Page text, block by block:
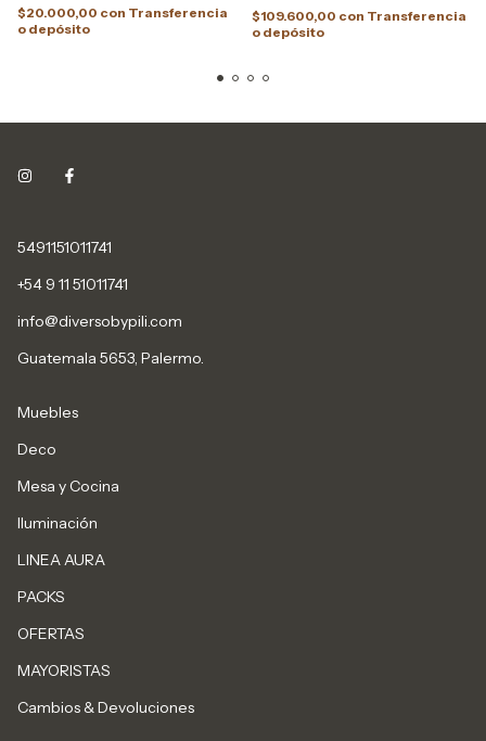
$20.000,00 con Transferencia
o depósito
$109.600,00 con Transferencia
o depósito
5491151011741
+54 9 11 51011741
info@diversobypili.com
Guatemala 5653, Palermo.
Muebles
Deco
Mesa y Cocina
Iluminación
LINEA AURA
PACKS
OFERTAS
MAYORISTAS
Cambios & Devoluciones